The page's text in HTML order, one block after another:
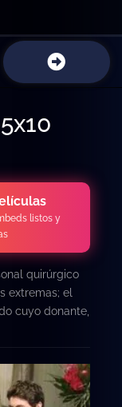
listos y
quirúrgico
extremas; el
cuyo donante,